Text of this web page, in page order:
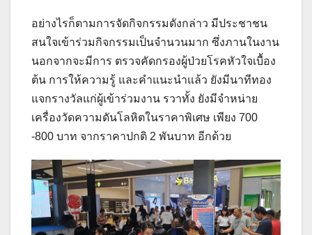
อย่างไรก็ตามการจัดกิจกรรมดังกล่าว มีประชาชน
สนใจเข้าร่วมกิจกรรมเป็นจำนวนมาก ซึ่งภานในงาน
นอกจากจะมีการ ตรวจคัดกรองผู้ป่วยโรคหัวใจเบื้อง
ต้น การให้ความรู้ และคำแนะนำแล้ว ยังมีนาทีทอง
แจกรางวัลแก่ผู้เข้าร่วมงาน รวาทั้ง ยังมีจำหน่าย
เครื่องวัดความดันโลหิตในราคาพิเศษ เพียง 700
-800 บาท จากราคาปกติ 2 พันบาท อีกด้วย